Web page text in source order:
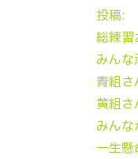
投稿:
総練習
みん
青組さ
黄組さ
みん
一生懸